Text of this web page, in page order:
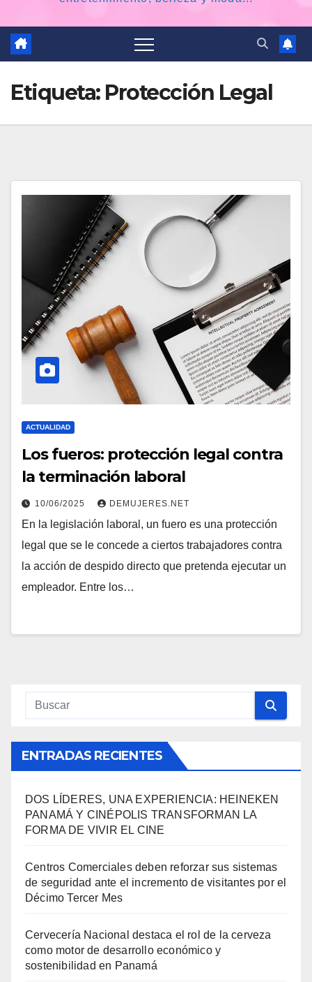
Etiqueta: Protección Legal
ACTUALIDAD
Los fueros: protección legal contra
la terminación laboral
10/06/2025 DEMUJERES.NET
En la legislación laboral, un fuero es una protección
legal que se le concede a ciertos trabajadores contra
la acción de despido directo que pretenda ejecutar un
empleador. Entre los…
ENTRADAS RECIENTES
DOS LÍDERES, UNA EXPERIENCIA: HEINEKEN
PANAMÁ Y CINÉPOLIS TRANSFORMAN LA
FORMA DE VIVIR EL CINE
Centros Comerciales deben reforzar sus sistemas
de seguridad ante el incremento de visitantes por el
Décimo Tercer Mes
Cervecería Nacional destaca el rol de la cerveza
como motor de desarrollo económico y
sostenibilidad en Panamá